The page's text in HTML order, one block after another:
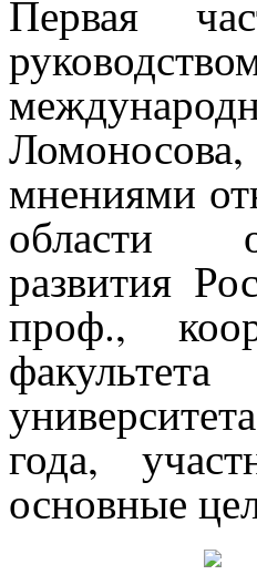
Первая
мнениями
области
развития
проф.,
года,
основные